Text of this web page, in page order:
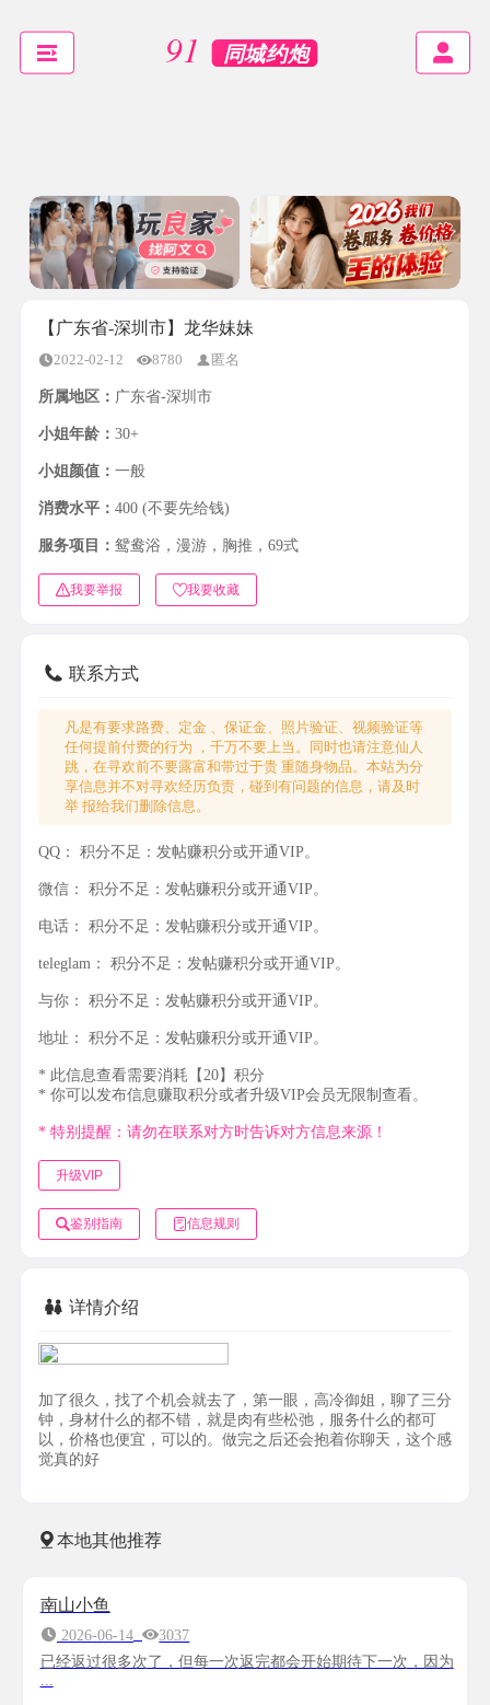
【广东省-深圳市】龙华妹妹
2022-02-12 8780 匿名
所属地区： 广东省-深圳市
小姐年龄： 30+
小姐颜值： 一般
消费水平： 400 (不要先给钱)
服务项目： 鸳鸯浴，漫游，胸推，69式
我要举报 我要收藏
联系方式
凡是有要求路费、定金 、保证金、照片验证、视频验证等
任何提前付费的行为 ，千万不要上当。同时也请注意仙人
跳，在寻欢前不要露富和带过于贵 重随身物品。本站为分
享信息并不对寻欢经历负责，碰到有问题的信息，请及时
举 报给我们删除信息。
QQ： 积分不足：发帖赚积分或开通VIP。
微信： 积分不足：发帖赚积分或开通VIP。
电话： 积分不足：发帖赚积分或开通VIP。
teleglam： 积分不足：发帖赚积分或开通VIP。
与你： 积分不足：发帖赚积分或开通VIP。
地址： 积分不足：发帖赚积分或开通VIP。
* 此信息查看需要消耗【20】积分
* 你可以发布信息赚取积分或者升级VIP会员无限制查看。
* 特别提醒：请勿在联系对方时告诉对方信息来源！
升级VIP
鉴别指南 信息规则
详情介绍
加了很久，找了个机会就去了，第一眼，高冷御姐，聊了三分
钟，身材什么的都不错，就是肉有些松弛，服务什么的都可
以，价格也便宜，可以的。做完之后还会抱着你聊天，这个感
觉真的好
本地其他推荐
南山小鱼
2026-06-14
3037
已经返过很多次了，但每一次返完都会开始期待下一次，因为
...